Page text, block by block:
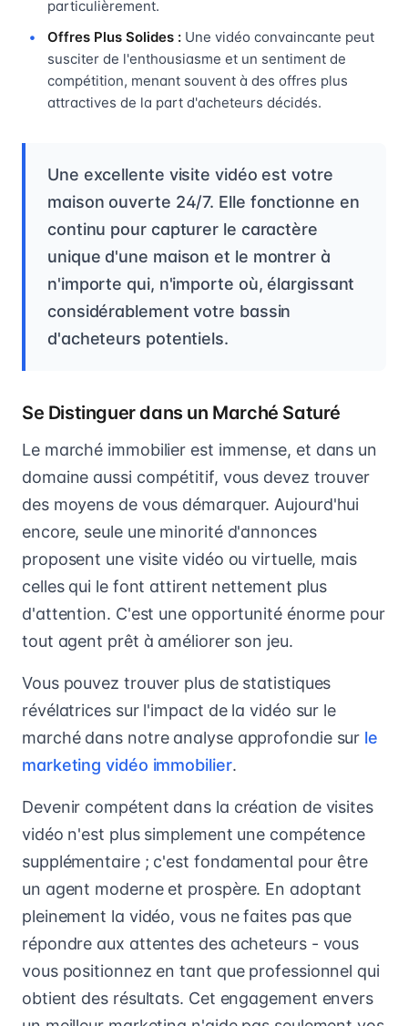
particulièrement.
Offres Plus Solides : Une vidéo convaincante peut
susciter de l'enthousiasme et un sentiment de
compétition, menant souvent à des offres plus
attractives de la part d'acheteurs décidés.
Une excellente visite vidéo est votre
maison ouverte 24/7. Elle fonctionne en
continu pour capturer le caractère
unique d'une maison et le montrer à
n'importe qui, n'importe où, élargissant
considérablement votre bassin
d'acheteurs potentiels.
Se Distinguer dans un Marché Saturé
Le marché immobilier est immense, et dans un
domaine aussi compétitif, vous devez trouver
des moyens de vous démarquer. Aujourd'hui
encore, seule une minorité d'annonces
proposent une visite vidéo ou virtuelle, mais
celles qui le font attirent nettement plus
d'attention. C'est une opportunité énorme pour
tout agent prêt à améliorer son jeu.
Vous pouvez trouver plus de statistiques
révélatrices sur l'impact de la vidéo sur le
marché dans notre analyse approfondie sur le
marketing vidéo immobilier.
Devenir compétent dans la création de visites
vidéo n'est plus simplement une compétence
supplémentaire ; c'est fondamental pour être
un agent moderne et prospère. En adoptant
pleinement la vidéo, vous ne faites pas que
répondre aux attentes des acheteurs - vous
vous positionnez en tant que professionnel qui
obtient des résultats. Cet engagement envers